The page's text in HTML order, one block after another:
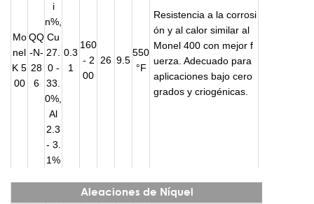
Mo
nel
K 5
00
QQ
-N-
28
6
i
n%,
Cu
27.
0 -
33.
0%,
Al
2.3
- 3.
1%
0.3
1
160
- 2
00
26 9.5
550
°F
Resistencia a la corrosi
ón y al calor similar al
Monel 400 con mejor f
uerza. Adecuado para
aplicaciones bajo cero
grados y criogénicas.
Aleaciones de Níquel